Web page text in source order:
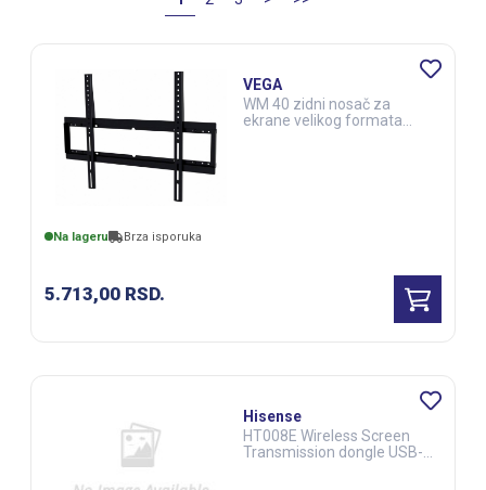
Na lageru Brza isporuka
5.713,00 RSD.
VEGA
WM 40 zidni nosač za
ekrane velikog formata
Hisense
HT008E Wireless Screen
Transmission dongle USB-C